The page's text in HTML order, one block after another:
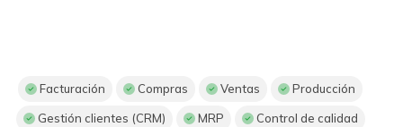
Facturación Compras Ventas Producción
Gestión clientes (CRM) MRP Control de calidad